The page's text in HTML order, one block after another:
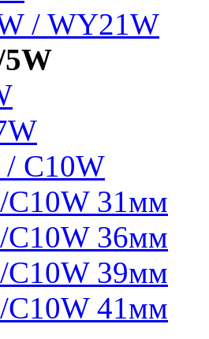
/ WY21W
/ C10W
C10W 31мм
C10W 36мм
C10W 39мм
C10W 41мм